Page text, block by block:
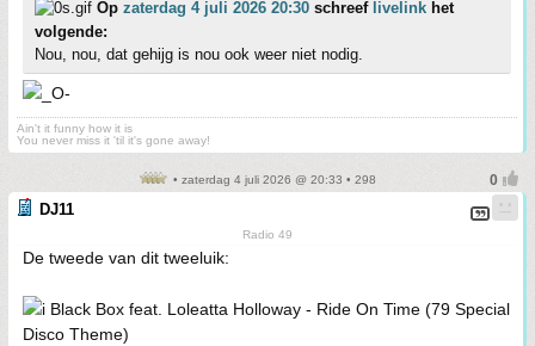
Op zaterdag 4 juli 2026 20:30 schreef livelink het
volgende:
Nou, nou, dat gehijg is nou ook weer niet nodig.
Ain't it funny how it is
You never miss it 'til it's gone away!
• zaterdag 4 juli 2026 @ 20:33 • 298
DJ11
Radio 49
De tweede van dit tweeluik:
Black Box feat. Loleatta Holloway - Ride On Time (79 Special
Disco Theme)